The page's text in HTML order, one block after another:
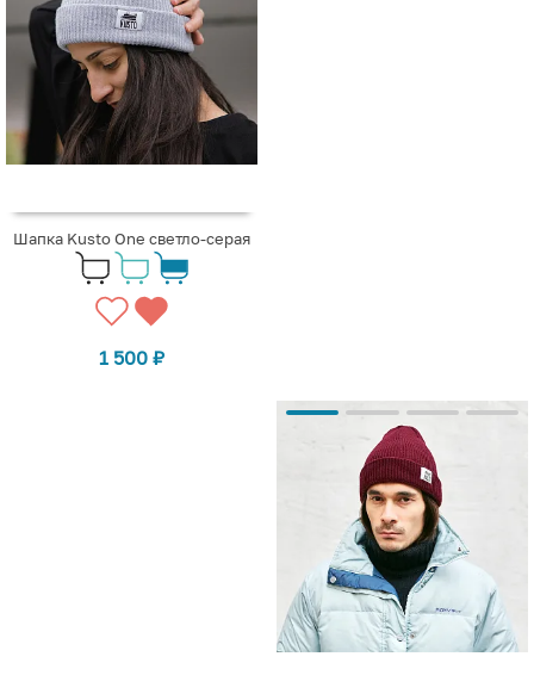
Шапка Kusto One светло-серая
1 500 ₽